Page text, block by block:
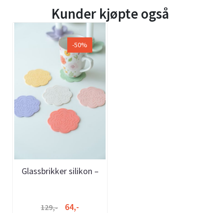
Kunder kjøpte også
-50%
Glassbrikker silikon –
129,- 64,-